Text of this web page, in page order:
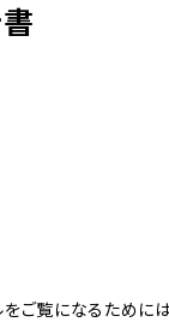
をご覧になるため